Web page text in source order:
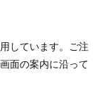
しています。ご注
面の案内に沿って